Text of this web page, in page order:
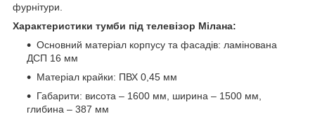
фурнітури.
Характеристики тумби під телевізор Мілана:
Основний матеріал корпусу та фасадів: ламінована
ДСП 16 мм
Матеріал крайки: ПВХ 0,45 мм
Габарити: висота – 1600 мм, ширина – 1500 мм,
глибина – 387 мм